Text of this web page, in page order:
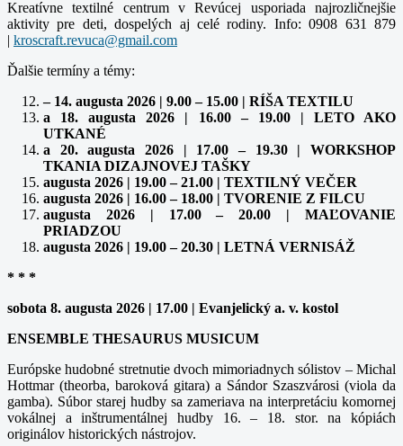
Kreatívne textilné centrum v Revúcej usporiada najrozličnejšie
aktivity pre deti, dospelých aj celé rodiny. Info: 0908 631 879
|
Ďalšie termíny a témy:
– 14. augusta 2026 | 9.00 – 15.00 | RÍŠA TEXTILU
a 18. augusta 2026 | 16.00 – 19.00 | LETO AKO
UTKANÉ
a 20. augusta 2026 | 17.00 – 19.30 | WORKSHOP
TKANIA DIZAJNOVEJ TAŠKY
augusta 2026 | 19.00 – 21.00 | TEXTILNÝ VEČER
augusta 2026 | 16.00 – 18.00 | TVORENIE Z FILCU
augusta 2026 | 17.00 – 20.00 | MAĽOVANIE
PRIADZOU
augusta 2026 | 19.00 – 20.30 | LETNÁ VERNISÁŽ
* * *
sobota 8. augusta 2026 | 17.00 | Evanjelický a. v. kostol
ENSEMBLE THESAURUS MUSICUM
Európske hudobné stretnutie dvoch mimoriadnych sólistov – Michal
Hottmar (theorba, baroková gitara) a Sándor Szaszvárosi (viola da
gamba). Súbor starej hudby sa zameriava na interpretáciu komornej
vokálnej a inštrumentálnej hudby 16. – 18. stor. na kópiách
originálov historických nástrojov.